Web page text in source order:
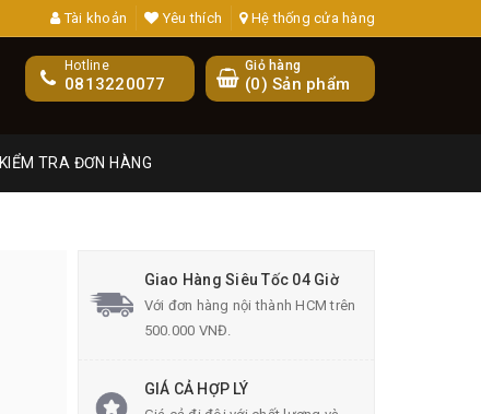
Tài khoản Yêu thích Hệ thống cửa hàng
Giỏ hàng
(0) Sản phẩm
Hotline
0813220077
KIỂM TRA ĐƠN HÀNG
Giao Hàng Siêu Tốc 04 Giờ
Với đơn hàng nội thành HCM trên
500.000 VNĐ.
GIÁ CẢ HỢP LÝ